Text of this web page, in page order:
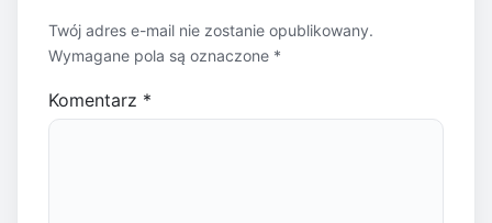
Twój adres e-mail nie zostanie opublikowany.
Wymagane pola są oznaczone *
Komentarz *